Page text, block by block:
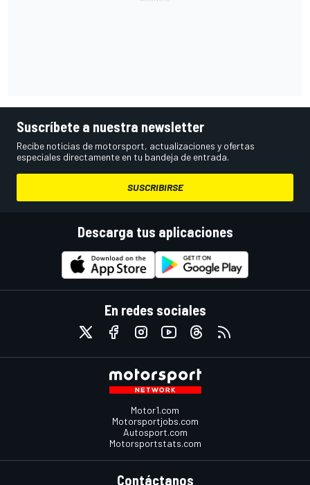
Suscríbete a nuestra newsletter
Recibe noticias de motorsport, actualizaciones y ofertas
especiales directamente en tu bandeja de entrada.
SUSCRIBIRSE
Descarga tus aplicaciones
En redes sociales
Motor1.com
Motorsportjobs.com
Autosport.com
Motorsportstats.com
Contáctanos